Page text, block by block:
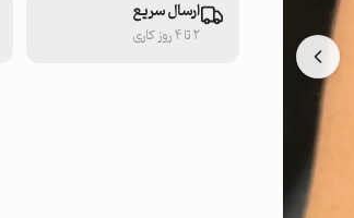
ارسال سریع
۲ تا ۴ روز کاری